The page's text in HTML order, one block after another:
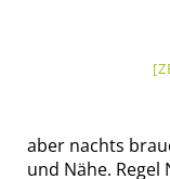
aber nachts
und Nähe.